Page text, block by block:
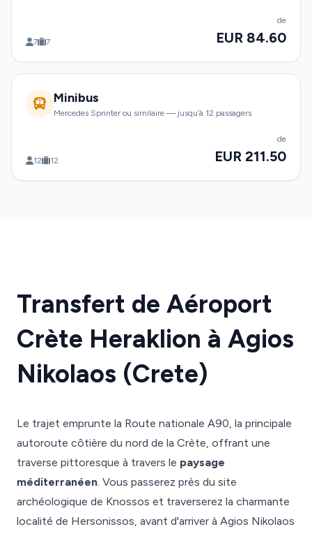
7 7
de
EUR 84.60
Minibus
Mercedes Sprinter ou similaire — jusqu’à 12 passagers
12 12
de
EUR 211.50
Transfert de Aéroport
Crète Heraklion à Agios
Nikolaos (Crete)
Le trajet emprunte la Route nationale A90, la principale
autoroute côtière du nord de la Crète, offrant une
traverse pittoresque à travers le paysage
méditerranéen. Vous passerez près du site
archéologique de Knossos et traverserez la charmante
localité de Hersonissos, avant d'arriver à Agios Nikolaos